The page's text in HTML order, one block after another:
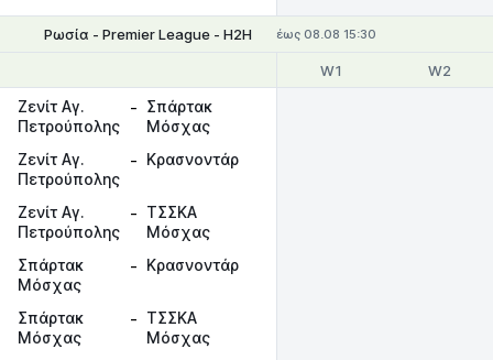
Ρωσία - Premier League - Η2Η έως 08.08 15:30
W1 W2
Ζενίτ Αγ.
Πετρούπολης
- Σπάρτακ
Μόσχας
Ζενίτ Αγ.
Πετρούπολης
- Κρασνοντάρ
Ζενίτ Αγ.
Πετρούπολης
- ΤΣΣΚΑ
Μόσχας
Σπάρτακ
Μόσχας
- Κρασνοντάρ
Σπάρτακ
Μόσχας
- ΤΣΣΚΑ
Μόσχας